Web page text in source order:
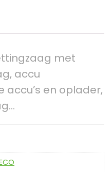
met
accu
en oplader,